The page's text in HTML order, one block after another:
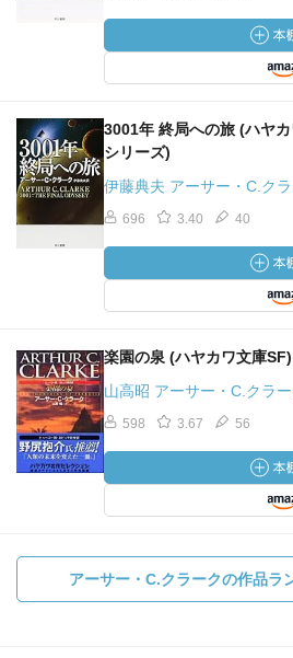
3001年 終局への旅 (ハヤ
シリーズ)
伊藤典夫 アーサー・C.ク
696 3.40 40
楽園の泉 (ハヤカワ文庫SF)
山高昭 アーサー・C.クラー
598 3.67 56
アーサー・C.クラークの作品ラ